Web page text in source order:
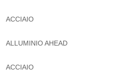
ACCIAIO
ALLUMINIO AHEAD
ACCIAIO